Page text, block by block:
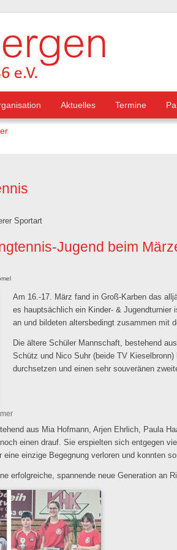
Aktuelles Termine
Sportart
Jugend beim
Am 16.-17. März fand in Groß-Karben das
es hauptsächlich ein Kinder- & Jugendturnier
an und bildeten altersbedingt zusammen mit
Die ältere Schüler Mannschaft, bestehend
Schütz und Nico Suhr (beide TV
durchsetzen und einen sehr souveränen
aus Mia Hofmann, Arjen Ehrlich, Paula
einen drauf. Sie erspielten sich entgegen
eine einzige Begegnung verloren und konnten
erfolgreiche, spannende neue Generation an